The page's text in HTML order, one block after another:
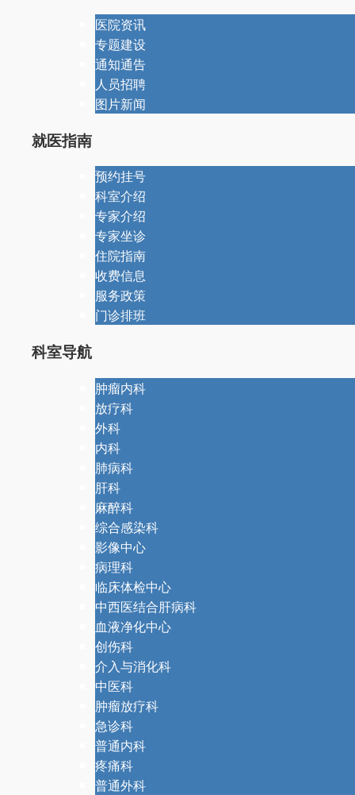
医院资讯
专题建设
通知通告
人员招聘
图片新闻
就医指南
预约挂号
科室介绍
专家介绍
专家坐诊
住院指南
收费信息
服务政策
门诊排班
科室导航
肿瘤内科
放疗科
外科
内科
肺病科
肝科
麻醉科
综合感染科
影像中心
病理科
临床体检中心
中西医结合肝病科
血液净化中心
创伤科
介入与消化科
中医科
肿瘤放疗科
急诊科
普通内科
疼痛科
普通外科